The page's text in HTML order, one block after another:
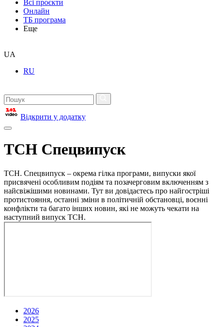
Всі проєкти
Онлайн
ТБ програма
Еще
UA
RU
Відкрити у додатку
ТСН Спецвипуск
ТСН. Спецвипуск – окрема гілка програми, випуски якої
присвячені особливим подіям та позачерговим включенням з
найсвіжішими новинами. Тут ви довідаєтесь про найгостріші
протистояння, останні зміни в політичній обстановці, воєнні
конфлікти та багато інших новин, які не можуть чекати на
наступний випуск ТСН.
2026
2025